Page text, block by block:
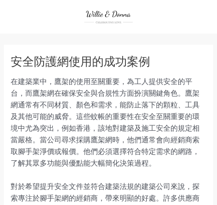
安全防護網使用的成功案例
在建築業中，鷹架的使用至關重要，為工人提供安全的平
台，而鷹架網在確保安全與合規性方面扮演關鍵角色。鷹架
網通常有不同材質、顏色和需求，能防止落下的顆粒、工具
及其他可能的威脅。這些蚊帳的重要性在安全至關重要的環
境中尤為突出，例如香港，該地對建築及施工安全的規定相
當嚴格。當公司尋求採購鷹架網時，他們通常會向經銷商索
取腳手架淨價或報價。他們必須選擇符合特定需求的網路，
了解其眾多功能與優點能大幅簡化決策過程。
對於希望提升安全文件並符合建築法規的建築公司來說，探
索專注於腳手架網的經銷商，帶來明顯的好處。許多供應商